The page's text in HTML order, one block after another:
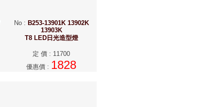
No: B253-13901K 13902K
13903K
T8 LED日光造型燈
定 價 : 11700
優惠價 : 1828